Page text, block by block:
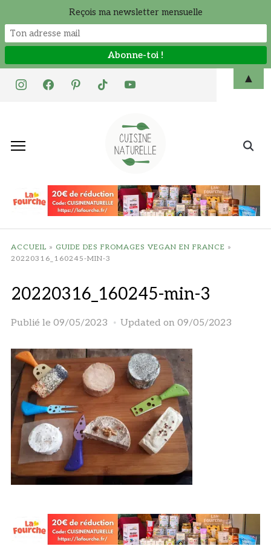
instagramfacebookpinteresttiktok youtube
Search
ACCUEIL » GUIDE DES FROMAGES VEGAN EN FRANCE »
20220316_160245-MIN-3
20220316_160245-min-3
Publié le 09/05/2023 Updated on 09/05/2023
Reçois ma newsletter mensuelle
▲